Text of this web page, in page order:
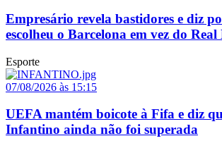
Empresário revela bastidores e diz
escolheu o Barcelona em vez do
Esporte
07/08/2026 às 15:15
UEFA mantém boicote à Fifa e diz
Infantino ainda não foi superada